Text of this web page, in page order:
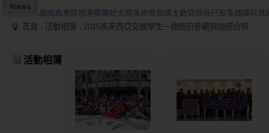
2015/12關懷偏鄉小學，物資順利送達。
兩岸商業投資考察團於大陸多地受到盛大歡迎並且已有多個項目落
首頁 活動相簿 2015馬來西亞交換學生－總統府參觀與總統合照
活動相簿